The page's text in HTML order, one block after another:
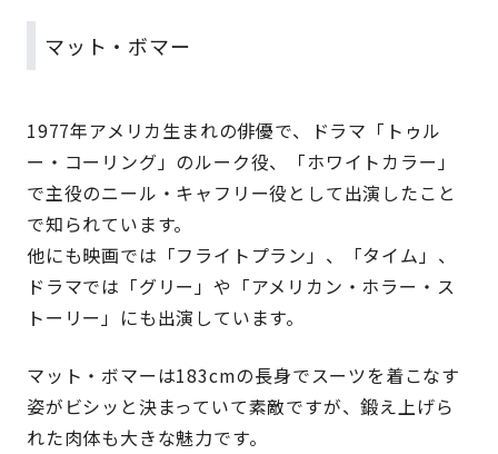
マット・ボマー
1977年アメリカ生まれの俳優で、ドラマ「トゥル
ー・コーリング」のルーク役、「ホワイトカラー」
で主役のニール・キャフリー役として出演したこと
で知られています。
他にも映画では「フライトプラン」、「タイム」、
ドラマでは「グリー」や「アメリカン・ホラー・ス
トーリー」にも出演しています。
マット・ボマーは183cmの長身でスーツを着こなす
姿がビシッと決まっていて素敵ですが、鍛え上げら
れた肉体も大きな魅力です。